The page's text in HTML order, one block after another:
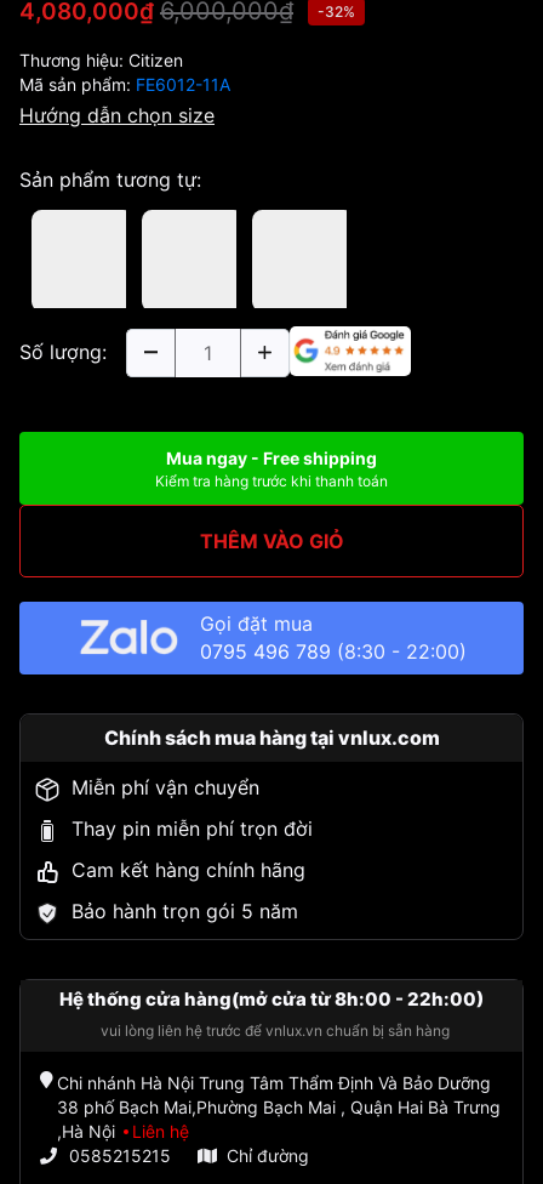
4,080,000₫ 6,000,000₫ -32%
Thương hiệu: Citizen
Mã sản phẩm: FE6012-11A
Hướng dẫn chọn size
Sản phẩm tương tự:
Số lượng:
Mua ngay - Free shipping
Kiểm tra hàng trước khi thanh toán
THÊM VÀO GIỎ
Gọi đặt mua
0795 496 789 (8:30 - 22:00)
Chính sách mua hàng tại vnlux.com
Miễn phí vận chuyển
Thay pin miễn phí trọn đời
Cam kết hàng chính hãng
Bảo hành trọn gói 5 năm
Hệ thống cửa hàng(mở cửa từ 8h:00 - 22h:00)
vui lòng liên hệ trước để vnlux.vn chuẩn bị sẵn hàng
Chi nhánh Hà Nội Trung Tâm Thẩm Định Và Bảo Dưỡng
38 phố Bạch Mai,Phường Bạch Mai , Quận Hai Bà Trưng
,Hà Nội
Liên hệ
0585215215
Chỉ đường